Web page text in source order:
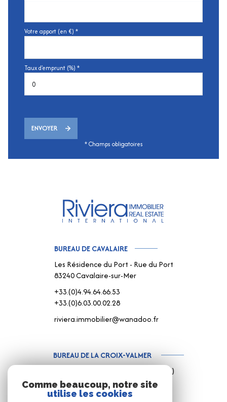
Votre apport (en €) *
Taux d'emprunt (%) *
ENVOYER
* Champs obligatoires
BUREAU DE CAVALAIRE
Les Résidence du Port - Rue du Port
83240 Cavalaire-sur-Mer
+33.(0)4.94.64.66.53
+33.(0)6.03.00.02.28
riviera.immobilier@wanadoo.fr
BUREAU DE LA CROIX-VALMER
187 Rue Louis Martin ( Rue centrale )
83420 La Croix-Valmer
+33.(0)4.94.79.59.18
Comme beaucoup, notre site
utilise les cookies